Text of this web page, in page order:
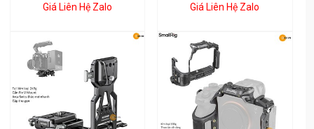
Giá Liên Hệ Zalo Giá Liên Hệ Zalo